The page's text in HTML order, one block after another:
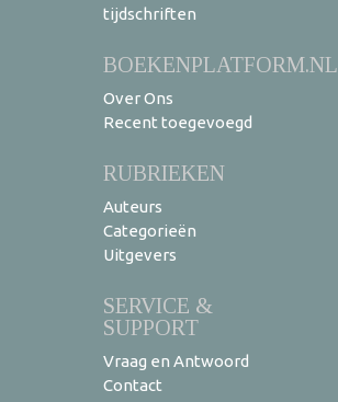
tijdschriften
BOEKENPLATFORM.NL
Over Ons
Recent toegevoegd
RUBRIEKEN
Auteurs
Categorieën
Uitgevers
SERVICE &
SUPPORT
Vraag en Antwoord
Contact